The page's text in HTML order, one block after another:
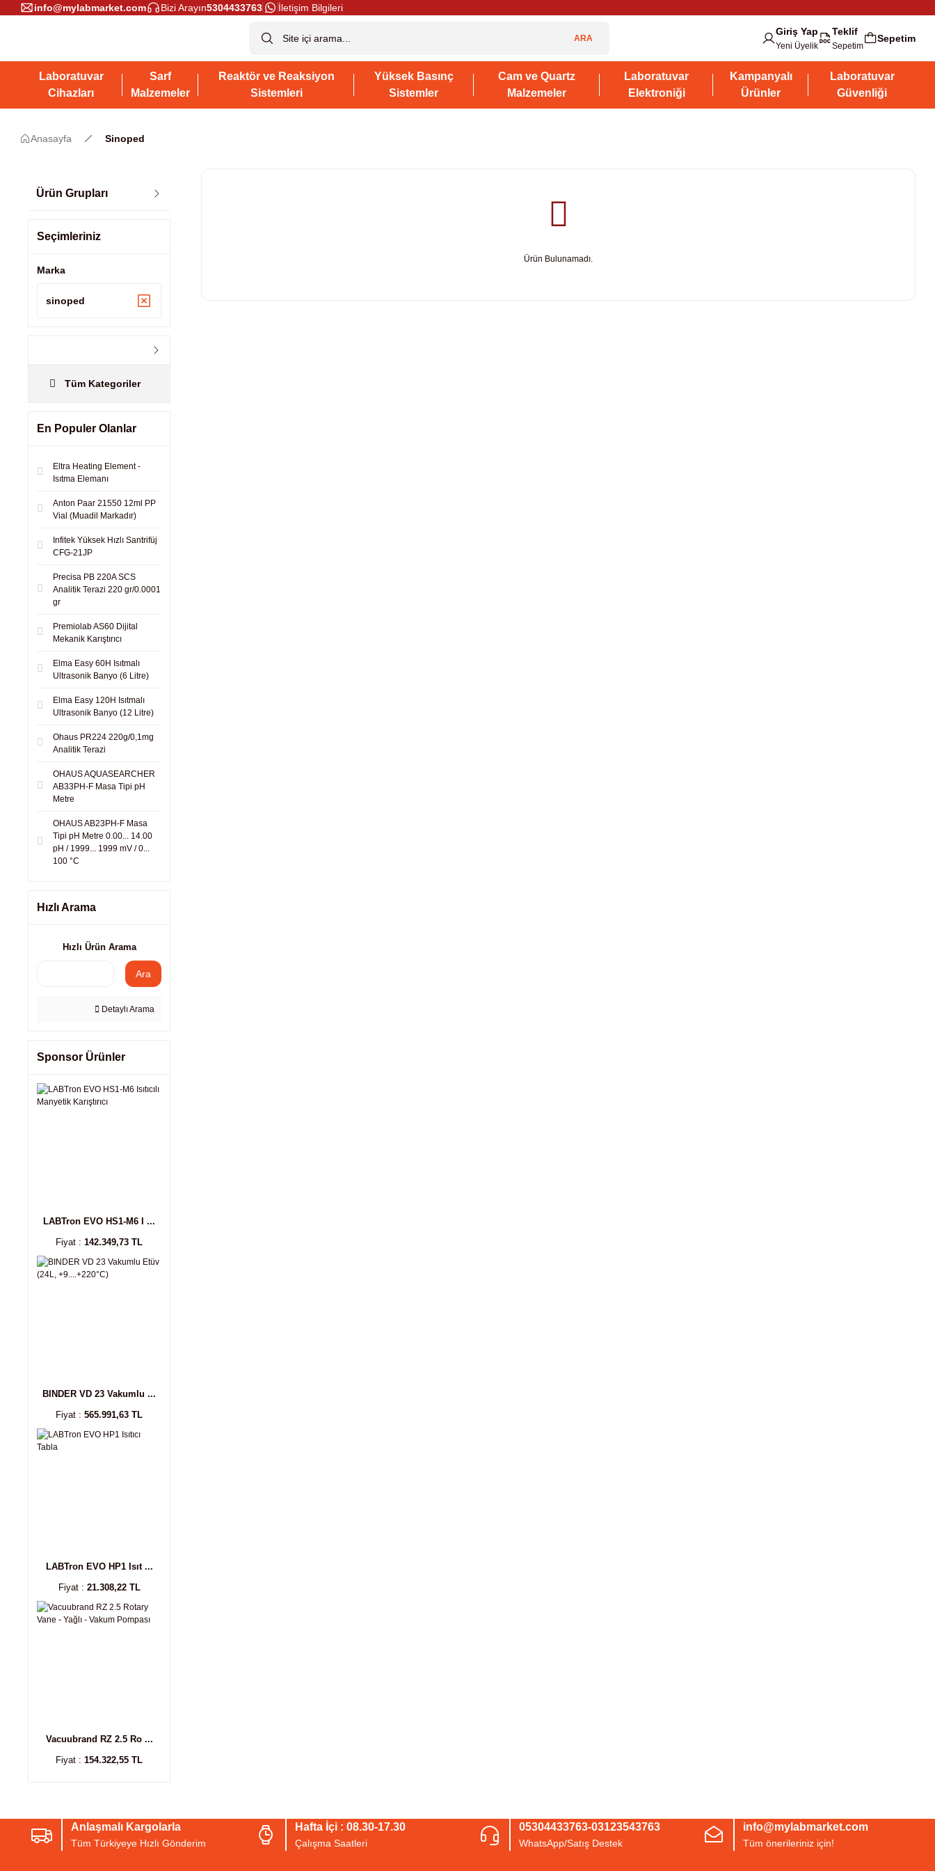
info@mylabmarket.com Bizi Arayın5304433763 İletişim Bilgileri
ARA
Giriş Yap
Yeni Üyelik
Teklif
Sepetim
Sepetim
Laboratuvar
Cihazları
Sarf
Malzemeler
Reaktör ve Reaksiyon
Sistemleri
Yüksek Basınç
Sistemler
Cam ve Quartz
Malzemeler
Laboratuvar
Elektroniği
Kampanyalı
Ürünler
Laboratuvar
Güvenliği
Anasayfa Sinoped
Ürün Grupları
Seçimleriniz
Marka
sinoped
Tüm Kategoriler
En Populer Olanlar
Eltra Heating Element -
Isıtma Elemanı
Anton Paar 21550 12ml PP
Vial (Muadil Markadır)
Infitek Yüksek Hızlı Santrifüj
CFG-21JP
Precisa PB 220A SCS
Analitik Terazi 220 gr/0.0001
gr
Premiolab AS60 Dijital
Mekanik Karıştırıcı
Elma Easy 60H Isıtmalı
Ultrasonik Banyo (6 Litre)
Elma Easy 120H Isıtmalı
Ultrasonik Banyo (12 Litre)
Ohaus PR224 220g/0,1mg
Analitik Terazi
OHAUS AQUASEARCHER
AB33PH-F Masa Tipi pH
Metre
OHAUS AB23PH-F Masa
Tipi pH Metre 0.00... 14.00
pH / 1999... 1999 mV / 0...
100 °C
Hızlı Arama
Hızlı Ürün Arama
Ara
Detaylı Arama
Sponsor Ürünler
LABTron EVO HS1-M6 I ...
Fiyat : 142.349,73 TL
BINDER VD 23 Vakumlu ...
Fiyat : 565.991,63 TL
LABTron EVO HP1 Isıt ...
Fiyat : 21.308,22 TL
Vacuubrand RZ 2.5 Ro ...
Fiyat : 154.322,55 TL
Ürün Bulunamadı.
Anlaşmalı Kargolarla
Tüm Türkiyeye Hızlı Gönderim
Hafta İçi : 08.30-17.30
Çalışma Saatleri
05304433763-03123543763
WhatsApp/Satış Destek
info@mylabmarket.com
Tüm önerileriniz için!